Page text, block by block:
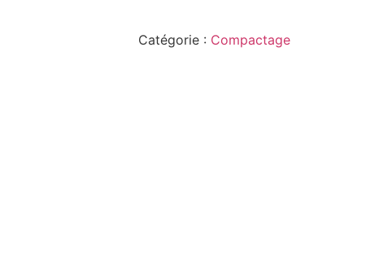
Catégorie : Compactage